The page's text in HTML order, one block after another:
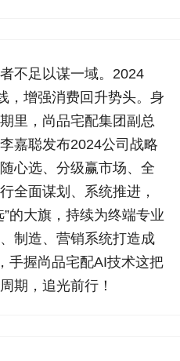
不足以谋一域。2024
，增强消费回升势头。身
里，尚品宅配集团副总
嘉聪发布2024公司战略
心选、分级赢市场、全
全面谋划、系统推进，
的大旗，持续为终端专业
制造、营销系统打造成
手握尚品宅配AI技术这把
期，追光前行！